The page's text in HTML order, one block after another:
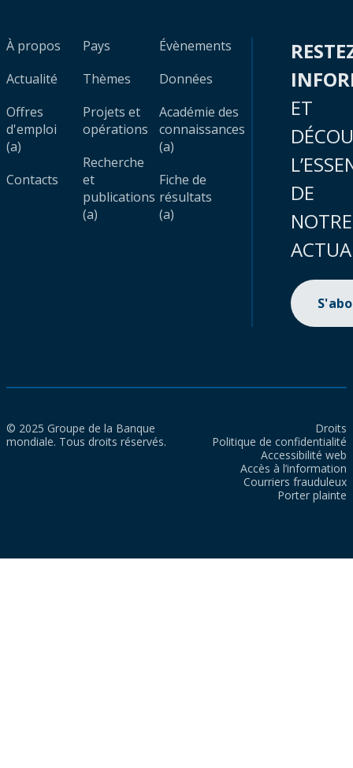
À propos
Actualité
Offres
d'emploi
(a)
Contacts
Pays
Thèmes
Projets et
opérations
Recherche
et
publications
(a)
Évènements
Données
Académie des
connaissances
(a)
Fiche de
résultats
(a)
ET
DE
NOTRE
© 2025 Groupe de la Banque
mondiale. Tous droits réservés.
Droits
Politique de confidentialité
Accessibilité web
Accès à l’information
Courriers frauduleux
Porter plainte